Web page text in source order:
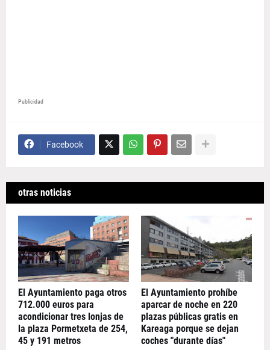
Publicidad
Facebook
otras noticias
El Ayuntamiento paga otros
712.000 euros para
acondicionar tres lonjas de
la plaza Pormetxeta de 254,
45 y 191 metros
El Ayuntamiento prohíbe
aparcar de noche en 220
plazas públicas gratis en
Kareaga porque se dejan
coches "durante días"